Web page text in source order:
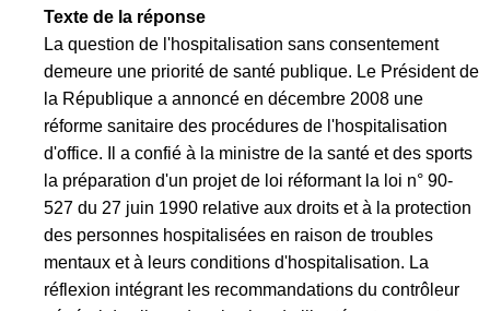
Texte de la réponse
La question de l'hospitalisation sans consentement
demeure une priorité de santé publique. Le Président de
la République a annoncé en décembre 2008 une
réforme sanitaire des procédures de l'hospitalisation
d'office. Il a confié à la ministre de la santé et des sports
la préparation d'un projet de loi réformant la loi n° 90-
527 du 27 juin 1990 relative aux droits et à la protection
des personnes hospitalisées en raison de troubles
mentaux et à leurs conditions d'hospitalisation. La
réflexion intégrant les recommandations du contrôleur